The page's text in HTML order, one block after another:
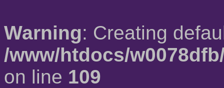
Warning: Creating
/www/htdocs/
on line 109